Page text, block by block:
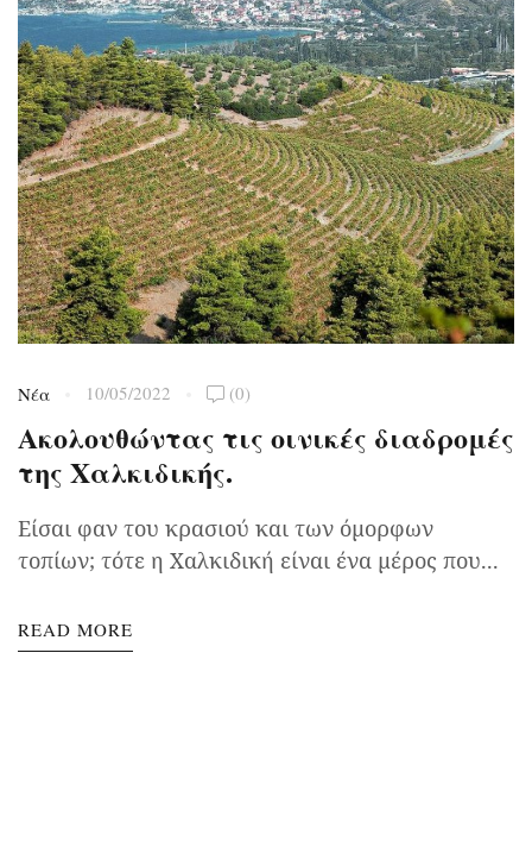
Νέα 10/05/2022 (0)
Ακολουθώντας τις οινικές διαδρομές
της Χαλκιδικής.
Είσαι φαν του κρασιού και των όμορφων
τοπίων; τότε η Χαλκιδική είναι ένα μέρος που...
READ MORE